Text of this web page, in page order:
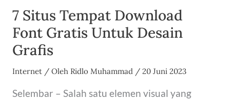
7 Situs Tempat Download
Font Gratis Untuk Desain
Grafis
Internet/ Oleh Ridlo Muhammad / 20 Juni 2023
Selembar – Salah satu elemen visual yang